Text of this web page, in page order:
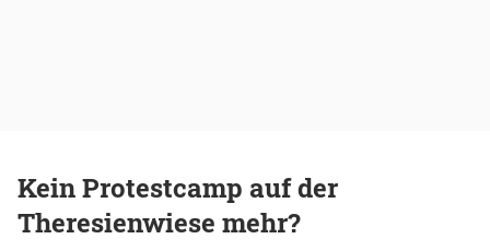
Kein Protestcamp auf der
Theresienwiese mehr?